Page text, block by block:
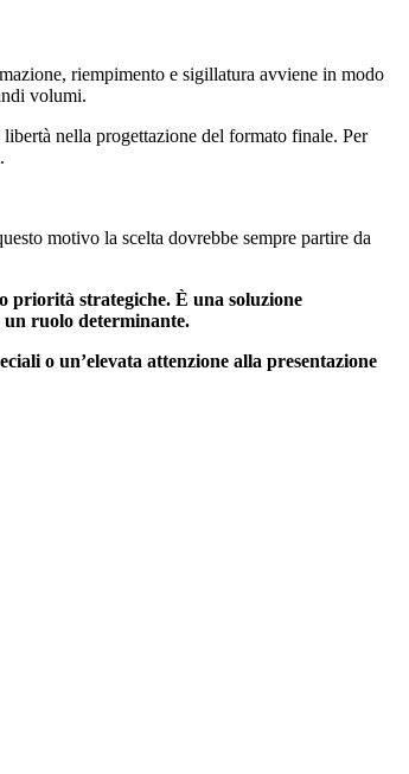
riempimento e sigillatura avviene in modo
volumi.
nella progettazione del formato finale. Per
motivo la scelta dovrebbe sempre partire da
priorità strategiche. È una soluzione
un ruolo determinante.
o un’elevata attenzione alla presentazione